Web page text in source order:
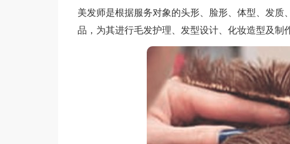
美发师是根据服务对象的头形、脸形、体型、发
品，为其进行毛发护理、发型设计、化妆造型及制